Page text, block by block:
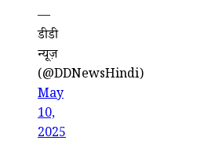
—
डीडी
न्यूज़
(@DDNewsHindi)
May
10,
2025